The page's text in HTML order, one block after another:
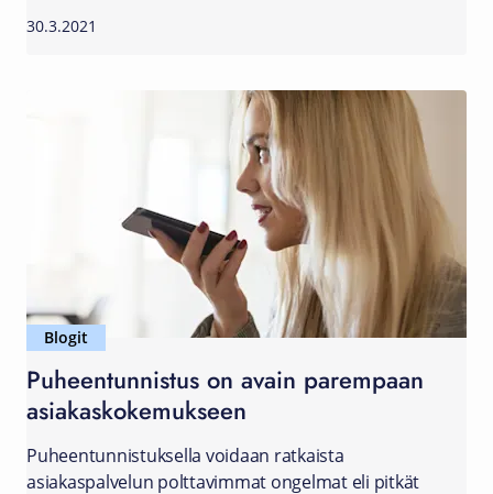
30.3.2021
Blogit
Puheentunnistus on avain parempaan
asiakaskokemukseen
Puheentunnistuksella voidaan ratkaista
asiakaspalvelun polttavimmat ongelmat eli pitkät